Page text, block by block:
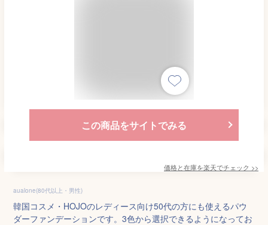
この商品をサイトでみる
価格と在庫を楽天でチェック >>
aualone(80代以上・男性)
韓国コスメ・HOJOのレディース向け50代の方にも使えるパウ
ダーファンデーションです。3色から選択できるようになってお